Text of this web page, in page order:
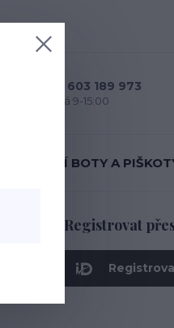
+420 603 189 973
Po - Pá 9-15:00
TANEČNÍ BOTY A
Registrovat